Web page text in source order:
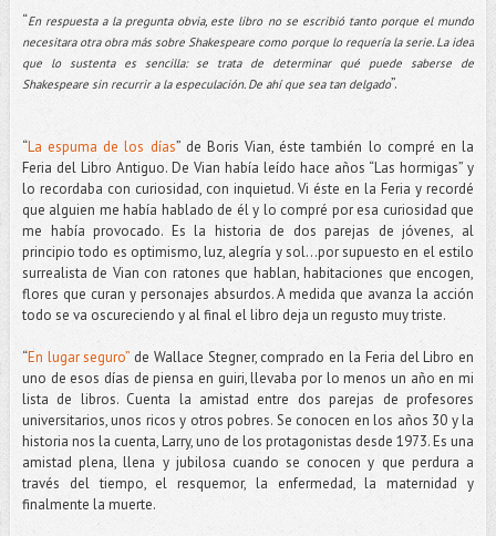
“En respuesta a la pregunta obvia, este libro no se escribió tanto porque el mundo
necesitara otra obra más sobre Shakespeare como porque lo requería la serie. La idea
que lo sustenta es sencilla: se trata de determinar qué puede saberse de
Shakespeare sin recurrir a la especulación. De ahí que sea tan delgado”.
“La espuma de los días” de Boris Vian, éste también lo compré en la
Feria del Libro Antiguo. De Vian había leído hace años “Las hormigas” y
lo recordaba con curiosidad, con inquietud. Vi éste en la Feria y recordé
que alguien me había hablado de él y lo compré por esa curiosidad que
me había provocado. Es la historia de dos parejas de jóvenes, al
principio todo es optimismo, luz, alegría y sol...por supuesto en el estilo
surrealista de Vian con ratones que hablan, habitaciones que encogen,
flores que curan y personajes absurdos. A medida que avanza la acción
todo se va oscureciendo y al final el libro deja un regusto muy triste.
“En lugar seguro” de Wallace Stegner, comprado en la Feria del Libro en
uno de esos días de piensa en guiri, llevaba por lo menos un año en mi
lista de libros. Cuenta la amistad entre dos parejas de profesores
universitarios, unos ricos y otros pobres. Se conocen en los años 30 y la
historia nos la cuenta, Larry, uno de los protagonistas desde 1973. Es una
amistad plena, llena y jubilosa cuando se conocen y que perdura a
través del tiempo, el resquemor, la enfermedad, la maternidad y
finalmente la muerte.